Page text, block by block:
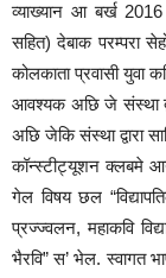
व्याख्यान आ बर्ख
सहित) देबाक परम्परा
कोलकाता प्रवासी युवा
आवश्यक अछि जे संस्था
अछि जेकि संस्था द्वारा
कॉन्स्टीट्यूशन क्लबमे
गेल विषय छल
प्रज्ज्वलन, महाकवि
भैरवि” स’ भेल. स्वागत